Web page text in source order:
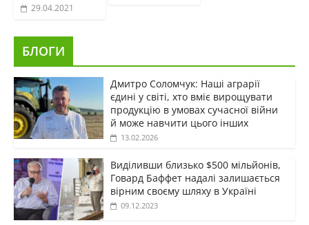
29.04.2021
БЛОГИ
Дмитро Соломчук: Наші аграрії
єдині у світі, хто вміє вирощувати
продукцію в умовах сучасної війни
й може навчити цього інших
13.02.2026
Виділивши близько $500 мільйонів,
Говард Баффет надалі залишається
вірним своєму шляху в Україні
09.12.2023